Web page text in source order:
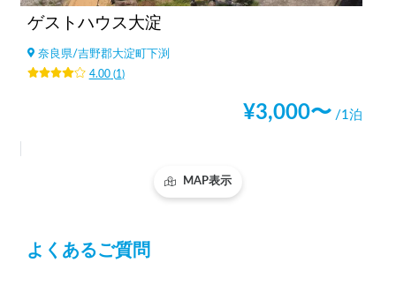
ゲストハウス大淀
奈良県/吉野郡大淀町下渕
4.00(1 )
¥3,000〜 /1泊
MAP表示
よくあるご質問